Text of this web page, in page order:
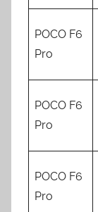
POCO F6
Pro
POCO F6
Pro
POCO F6
Pro